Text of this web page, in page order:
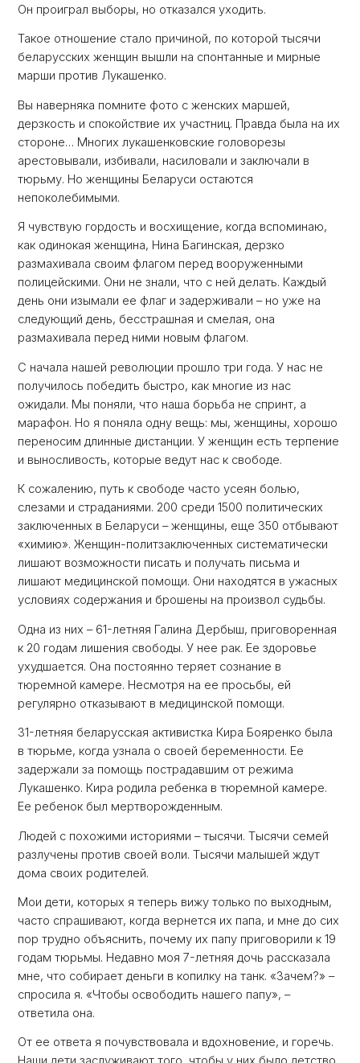
Он проиграл выборы, но отказался уходить.
Такое отношение стало причиной, по которой тысячи
беларусских женщин вышли на спонтанные и мирные
марши против Лукашенко.
Вы наверняка помните фото с женских маршей,
дерзкость и спокойствие их участниц. Правда была на их
стороне… Многих лукашенковские головорезы
арестовывали, избивали, насиловали и заключали в
тюрьму. Но женщины Беларуси остаются
непоколебимыми.
Я чувствую гордость и восхищение, когда вспоминаю,
как одинокая женщина, Нина Багинская, дерзко
размахивала своим флагом перед вооруженными
полицейскими. Они не знали, что с ней делать. Каждый
день они изымали ее флаг и задерживали – но уже на
следующий день, бесстрашная и смелая, она
размахивала перед ними новым флагом.
С начала нашей революции прошло три года. У нас не
получилось победить быстро, как многие из нас
ожидали. Мы поняли, что наша борьба не спринт, а
марафон. Но я поняла одну вещь: мы, женщины, хорошо
переносим длинные дистанции. У женщин есть терпение
и выносливость, которые ведут нас к свободе.
К сожалению, путь к свободе часто усеян болью,
слезами и страданиями. 200 среди 1500 политических
заключенных в Беларуси – женщины, еще 350 отбывают
«химию». Женщин-политзаключенных систематически
лишают возможности писать и получать письма и
лишают медицинской помощи. Они находятся в ужасных
условиях содержания и брошены на произвол судьбы.
Одна из них – 61-летняя Галина Дербыш, приговоренная
к 20 годам лишения свободы. У нее рак. Ее здоровье
ухудшается. Она постоянно теряет сознание в
тюремной камере. Несмотря на ее просьбы, ей
регулярно отказывают в медицинской помощи.
31-летняя беларусская активистка Кира Бояренко была
в тюрьме, когда узнала о своей беременности. Ее
задержали за помощь пострадавшим от режима
Лукашенко. Кира родила ребенка в тюремной камере.
Ее ребенок был мертворожденным.
Людей с похожими историями – тысячи. Тысячи семей
разлучены против своей воли. Тысячи малышей ждут
дома своих родителей.
Мои дети, которых я теперь вижу только по выходным,
часто спрашивают, когда вернется их папа, и мне до сих
пор трудно объяснить, почему их папу приговорили к 19
годам тюрьмы. Недавно моя 7-летняя дочь рассказала
мне, что собирает деньги в копилку на танк. «Зачем?» –
спросила я. «Чтобы освободить нашего папу», –
ответила она.
От ее ответа я почувствовала и вдохновение, и горечь.